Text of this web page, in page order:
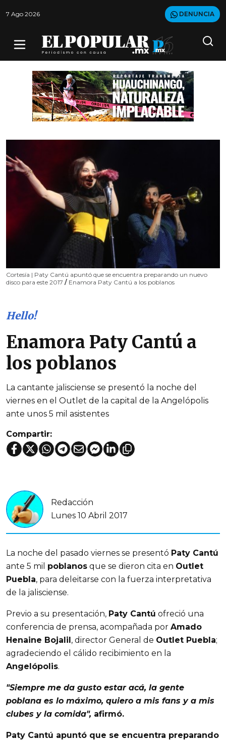
7 Ago 2026 DENUNCIA
Cortesía | Paty Cantú apuntó que se encuentra preparando un nuevo
disco para este 2017 / Enamora Paty Cantú a los poblanos
Hello!
Enamora Paty Cantú a
los poblanos
La cantante jalisciense se presentó la noche del
viernes en el Outlet de la capital de la Angelópolis
ante unos 5 mil asistentes
Compartir:
Redacción
Lunes 10 Abril 2017
La noche del pasado viernes se presentó Paty Cantú
ante 5 mil poblanos que se dieron cita en Outlet
Puebla, para deleitarse con la fuerza interpretativa
de la jalisciense.
Previo a su presentación, Paty Cantú ofreció una
conferencia de prensa, acompañada por Amado
Henaine Bojalil , director General de Outlet Puebla;
agradeciendo el cálido recibimiento en la
Angelópolis.
"Siempre me da gusto estar acá, la gente
poblana es lo máximo, quiero a mis fans y a mis
clubes y la comida", afirmó.
Paty Cantú apuntó que se encuentra preparando